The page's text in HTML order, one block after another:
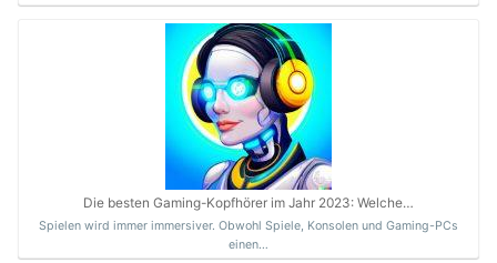
Die besten Gaming-Kopfhörer im Jahr 2023: Welche…
Spielen wird immer immersiver. Obwohl Spiele, Konsolen und Gaming-PCs
einen…